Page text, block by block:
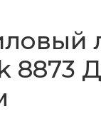
8873